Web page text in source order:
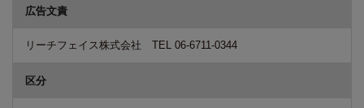
広告文責
リーチフェイス株式会社 TEL 06-6711-0344
区分